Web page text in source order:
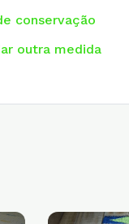
conservação
outra medida